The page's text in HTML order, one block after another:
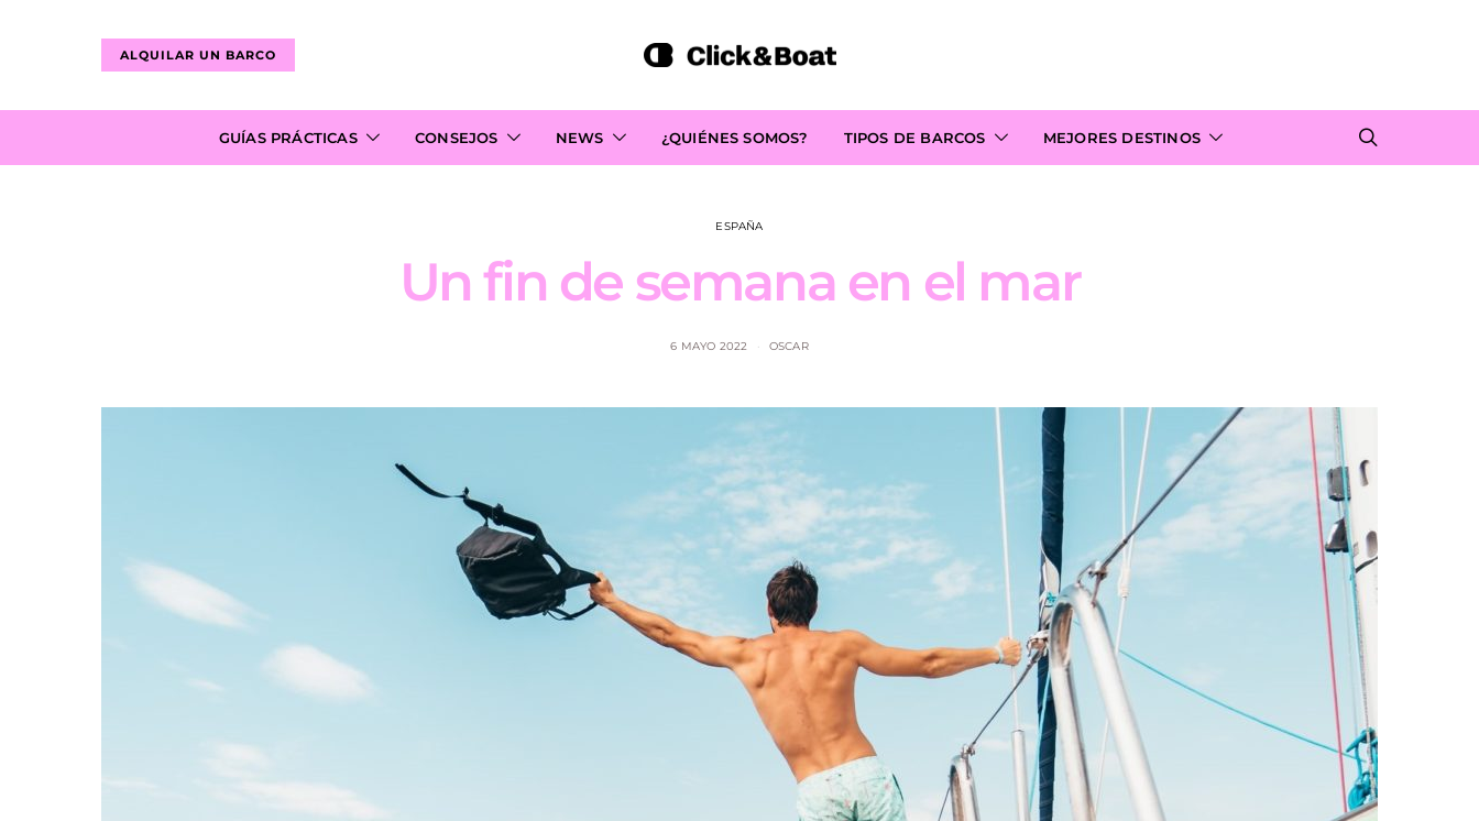
ALQUILAR UN BARCO
GUÍAS PRÁCTICAS CONSEJOS NEWS ¿QUIÉNES SOMOS? TIPOS DE BARCOS MEJORES DESTINOS
ESPAÑA
Un fin de semana en el mar
6 MAYO 2022 OSCAR